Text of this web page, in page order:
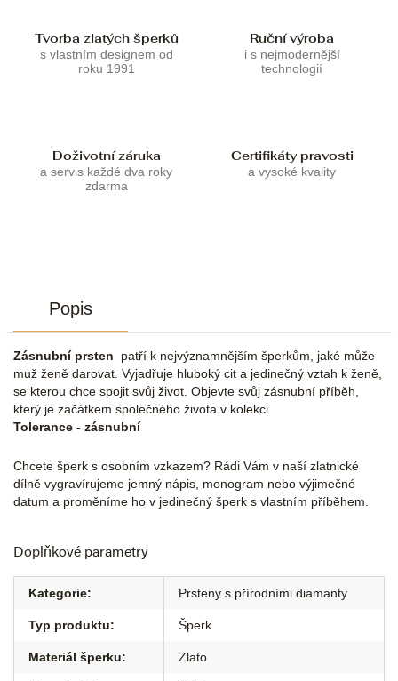
Tvorba zlatých šperků
s vlastním designem od
roku 1991
Ruční výroba
i s nejmodernější
technologií
Doživotní záruka
a servis každé dva roky
zdarma
Certifikáty pravosti
a vysoké kvality
Popis
Zásnubní prsten patří k nejvýznamnějším šperkům, jaké může
muž ženě darovat. Vyjadřuje hluboký cit a jedinečný vztah k ženě,
se kterou chce spojit svůj život. Objevte svůj zásnubní příběh,
který je začátkem společného života v kolekci
Tolerance - zásnubní
Chcete šperk s osobním vzkazem? Rádi Vám v naší zlatnické
dílně vygravírujeme jemný nápis, monogram nebo výjimečné
datum a proměníme ho v jedinečný šperk s vlastním příběhem.
Doplňkové parametry
Kategorie: Prsteny s přírodními diamanty
Typ produktu: Šperk
Materiál šperku: Zlato